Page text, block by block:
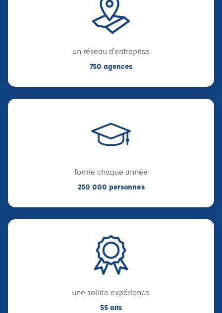
un réseau d'entreprise
750 agences
forme chaque année
250 000 personnes
une solide expérience
55 ans